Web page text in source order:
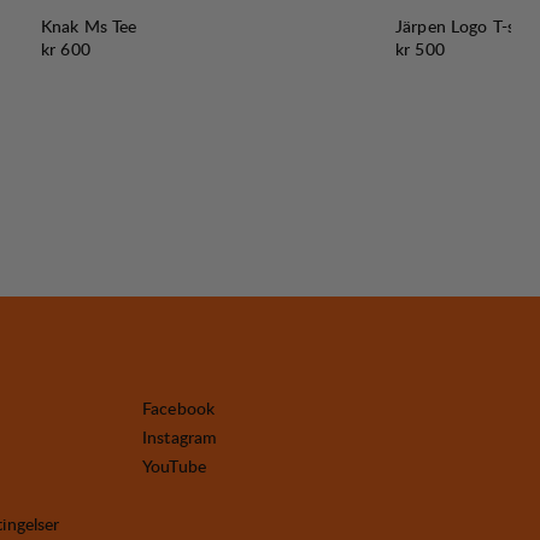
Knak Ms Tee
Pris:
kr 600
Järpen Logo T-
Pris:
kr 500
Facebook
Instagram
YouTube